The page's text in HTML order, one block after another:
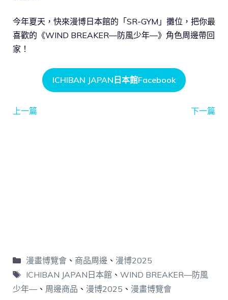
今年夏天，快來漫博日本館的「SR-GYM」攤位，把你最
喜歡的《WIND BREAKER—防風少年—》角色周邊帶回
家！
ICHIBAN JAPAN日本館Facebook
上一篇 下一篇
漫畫博覽會、 商品周邊 、 漫博2025
ICHIBAN JAPAN日本館 、 WIND BREAKER—防風
少年— 、 周邊商品 、 漫博2025 、 漫畫博覽會